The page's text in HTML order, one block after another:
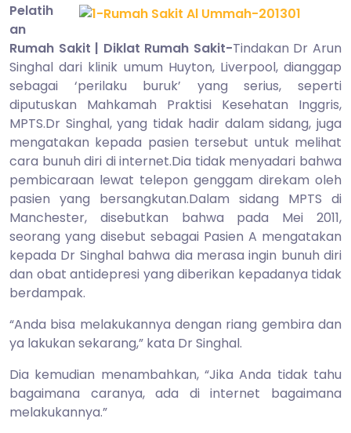
2014
Pelatih
an
Rumah Sakit | Diklat Rumah Sakit-Tindakan Dr Arun
Singhal dari klinik umum Huyton, Liverpool, dianggap
sebagai ‘perilaku buruk’ yang serius, seperti
diputuskan Mahkamah Praktisi Kesehatan Inggris,
MPTS.Dr Singhal, yang tidak hadir dalam sidang, juga
mengatakan kepada pasien tersebut untuk melihat
cara bunuh diri di internet.Dia tidak menyadari bahwa
pembicaraan lewat telepon genggam direkam oleh
pasien yang bersangkutan.Dalam sidang MPTS di
Manchester, disebutkan bahwa pada Mei 2011,
seorang yang disebut sebagai Pasien A mengatakan
kepada Dr Singhal bahwa dia merasa ingin bunuh diri
dan obat antidepresi yang diberikan kepadanya tidak
berdampak.
“Anda bisa melakukannya dengan riang gembira dan
ya lakukan sekarang,” kata Dr Singhal.
Dia kemudian menambahkan, “Jika Anda tidak tahu
bagaimana caranya, ada di internet bagaimana
melakukannya.”